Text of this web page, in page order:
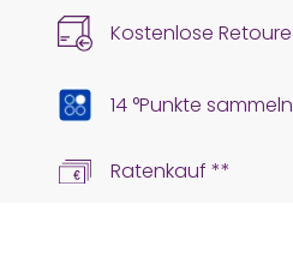
Kostenlose Retoure
14 °Punkte sammeln
Ratenkauf **